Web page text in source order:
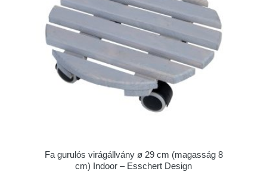
Fa gurulós virágállvány ø 29 cm (magasság 8
cm) Indoor – Esschert Design